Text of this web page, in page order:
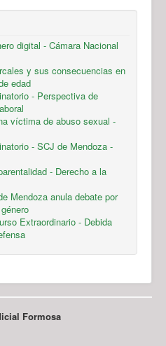
digital - Cámara Nacional
y sus consecuencias en
edad
- Perspectiva de
víctima de abuso sexual -
- SCJ de Mendoza -
- Derecho a la
Mendoza anula debate por
Extraordinario - Debida
Formosa